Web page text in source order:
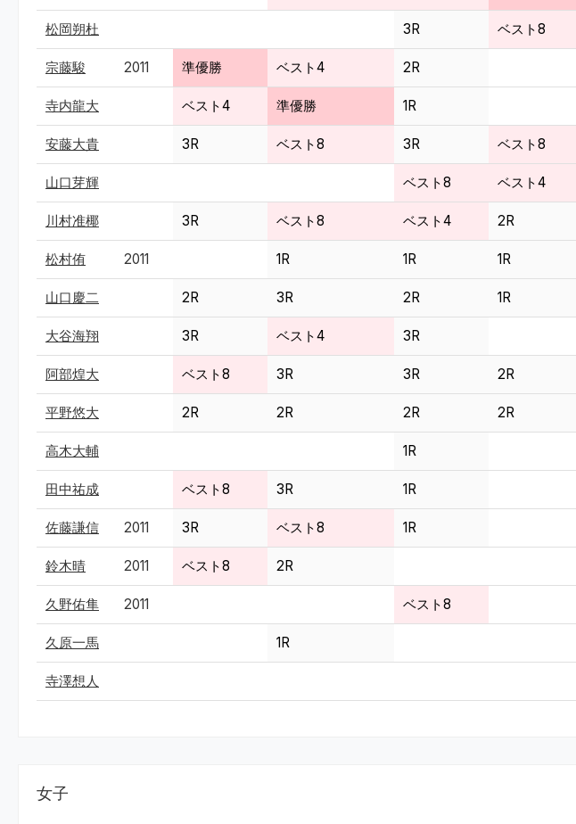
松岡朔杜 3R ベスト8
宗藤駿 2011 準優勝 ベスト4 2R
寺内龍大 ベスト4 準優勝 1R
安藤大貴 3R ベスト8 3R ベスト8
山口芽輝 ベスト8 ベスト4
川村准椰 3R ベスト8 ベスト4 2R
松村侑 2011 1R 1R 1R
山口慶二 2R 3R 2R 1R
大谷海翔 3R ベスト4 3R
阿部煌大 ベスト8 3R 3R 2R
平野悠大 2R 2R 2R 2R
高木大輔 1R
田中祐成 ベスト8 3R 1R
佐藤謙信 2011 3R ベスト8 1R
鈴木晴 2011 ベスト8 2R
久野佑隼 2011 ベスト8
久原一馬 1R
寺澤想人
女子